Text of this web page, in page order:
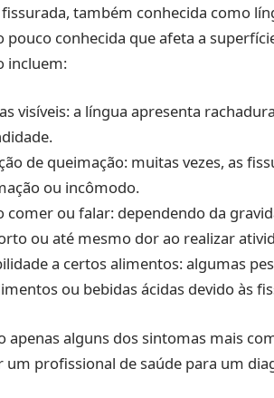
também conhecida como
pouco conhecida que afeta a
incluem:
visíveis: a língua apresenta
de queimação: muitas vezes, as
ou incômodo.
comer ou falar: dependendo da
ou até mesmo dor ao realizar
a certos alimentos: algumas
ou bebidas ácidas devido às
apenas alguns dos sintomas mais
um profissional de saúde para um